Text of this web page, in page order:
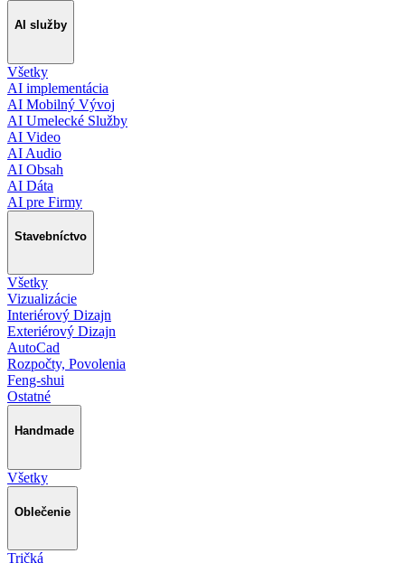
AI služby
Všetky
AI implementácia
AI Mobilný Vývoj
AI Umelecké Služby
AI Video
AI Audio
AI Obsah
AI Dáta
AI pre Firmy
Stavebníctvo
Všetky
Vizualizácie
Interiérový Dizajn
Exteriérový Dizajn
AutoCad
Rozpočty, Povolenia
Feng-shui
Ostatné
Handmade
Všetky
Oblečenie
Tričká